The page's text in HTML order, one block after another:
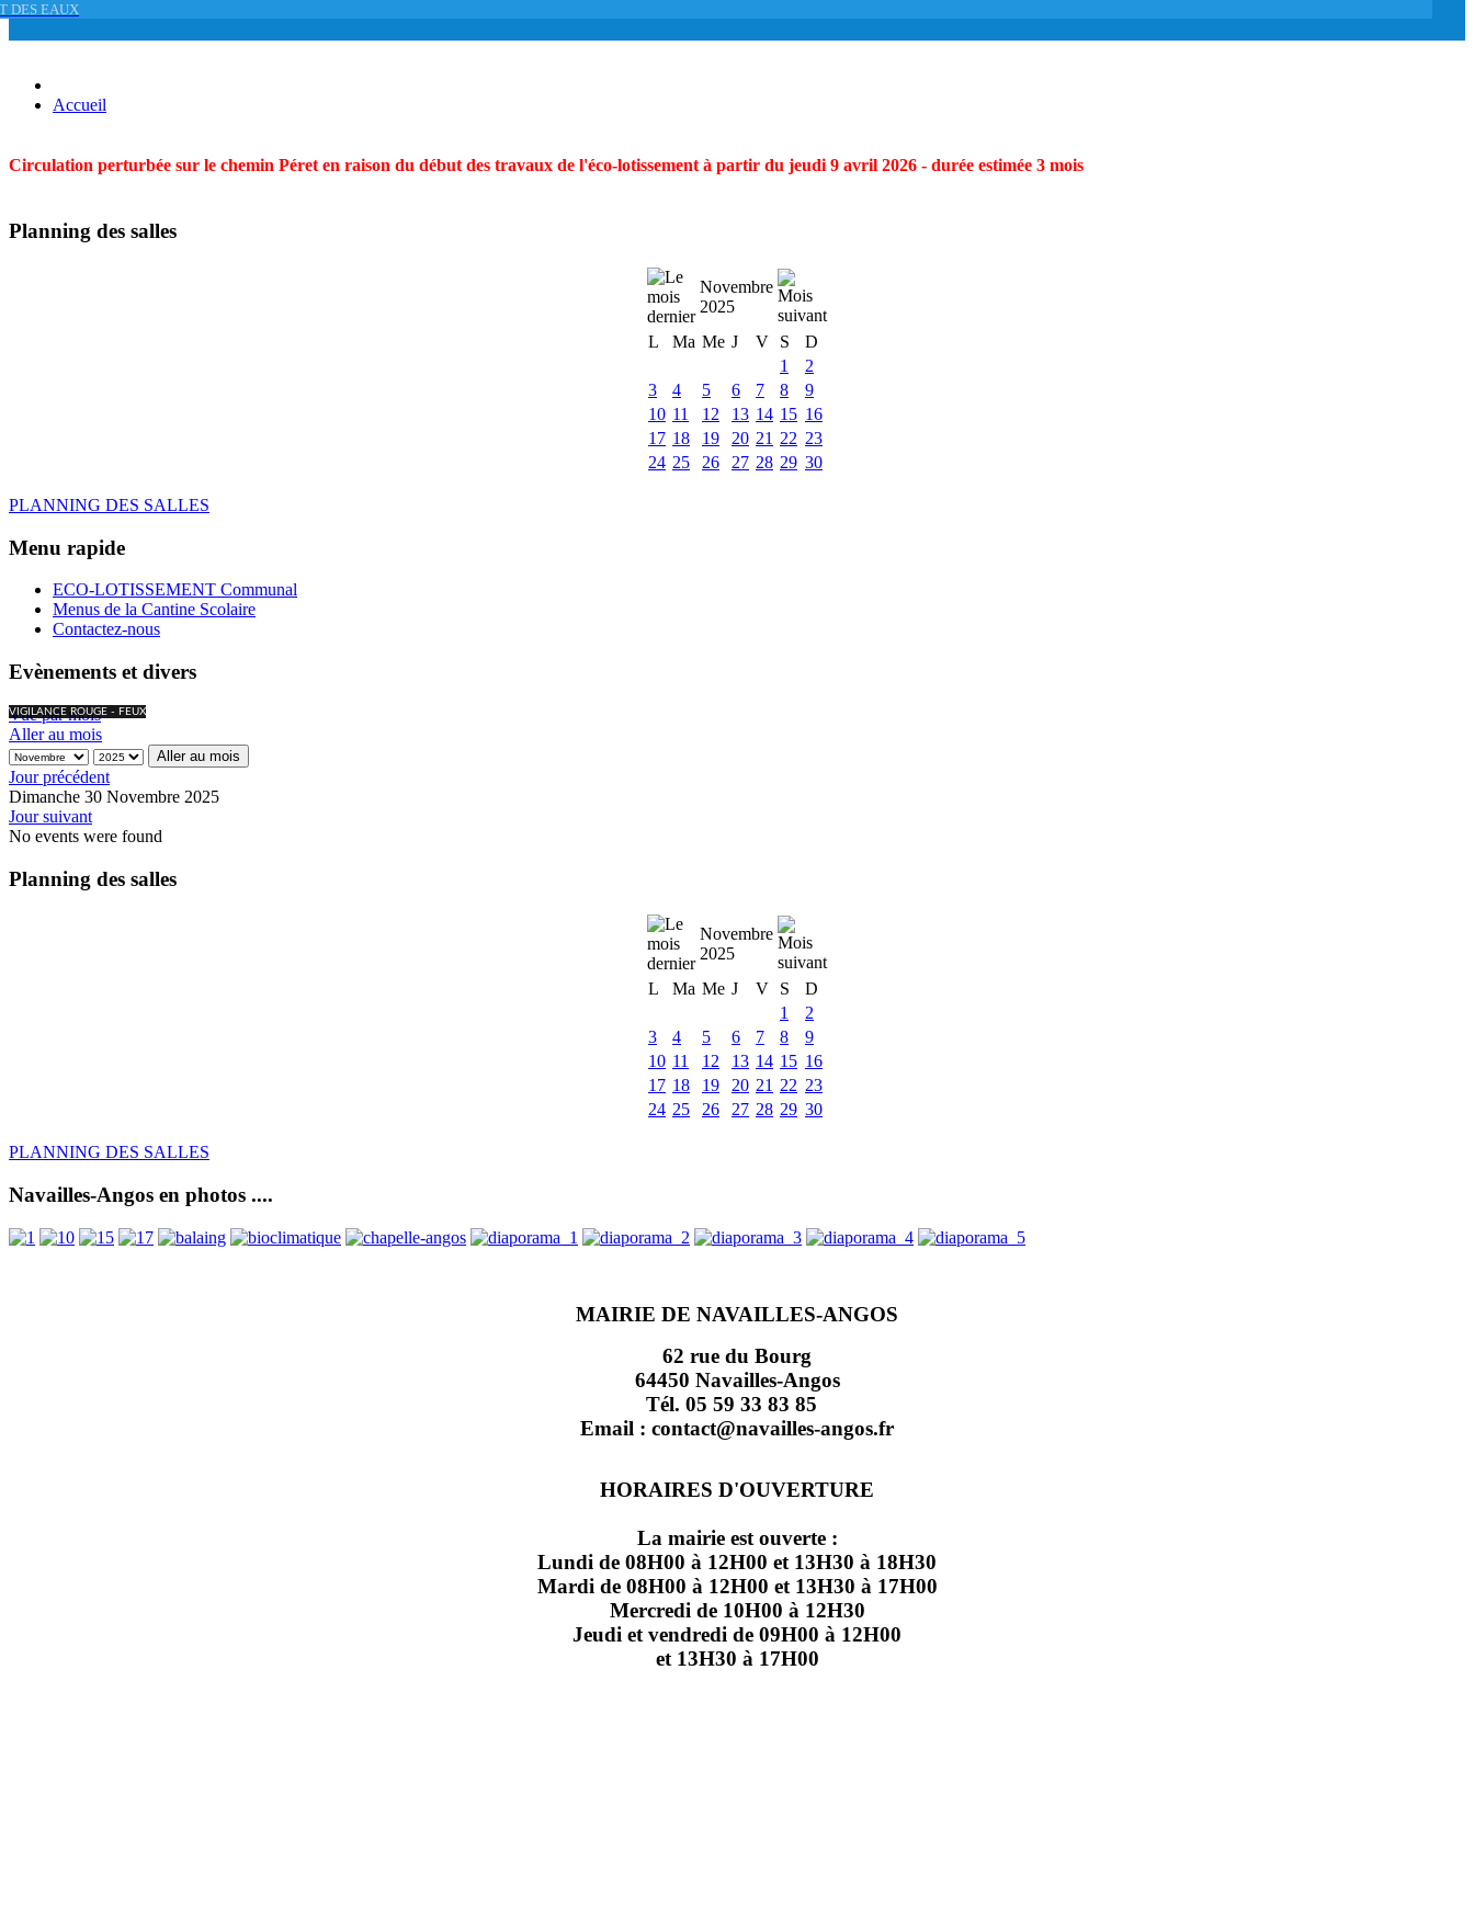
DES EAUX
Accueil
Circulation perturbée sur le chemin Péret en raison du début des travaux de l'éco-lotissement à partir du jeudi 9 avril 2026 - durée estimée 3 mois
Planning des salles
Novembre
2025
L
Ma Me J V S
D
1
2
3
4 5 6 7 8
9
10 11 12 13 14 15 16
17 18 19 20 21 22 23
24 25 26 27 28 29 30
PLANNING DES SALLES
Menu rapide
ECO-LOTISSEMENT Communal
Menus de la Cantine Scolaire
Contactez-nous
Evènements et divers
VIGILANCE ROUGE - FEUX
Vue par mois
Aller au mois
Aller au mois
Jour précédent
Dimanche 30 Novembre 2025
Jour suivant
No events were found
Planning des salles
Novembre
2025
L
Ma Me J V S
D
1
2
3
4 5 6 7 8
9
10 11 12 13 14 15 16
17 18 19 20 21 22 23
24 25 26 27 28 29 30
PLANNING DES SALLES
Navailles-Angos en photos ....
MAIRIE DE NAVAILLES-ANGOS
62 rue du Bourg
64450 Navailles-Angos
Tél. 05 59 33 83 85
Email : contact@navailles-angos.fr
HORAIRES D'OUVERTURE
La mairie est ouverte :
Lundi de 08H00 à 12H00 et 13H30 à 18H30
Mardi de 08H00 à 12H00 et 13H30 à 17H00
Mercredi de 10H00 à 12H30
Jeudi et vendredi de 09H00 à 12H00
et 13H30 à 17H00